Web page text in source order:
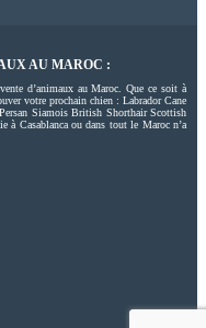
AU MAROC :
d’animaux au Maroc. Que ce soit à
votre prochain chien : Labrador Cane
Siamois British Shorthair Scottish
à Casablanca ou dans tout le Maroc n’a